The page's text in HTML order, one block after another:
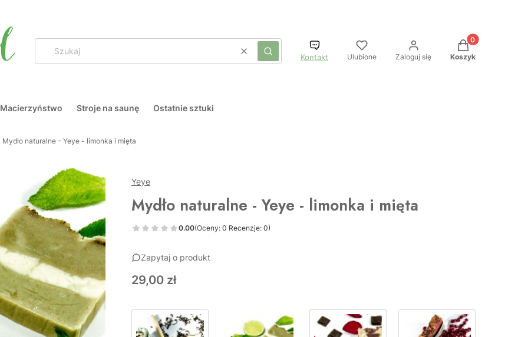
WyczyśćSzukaj Kontakt Ulubione Zaloguj się
Produkty w
Koszyk
Macierzyństwo Stroje na saunę Ostatnie sztuki
Mydło naturalne - Yeye - limonka i mięta
Yeye
Mydło naturalne - Yeye - limonka i mięta
0.00(Oceny: 0 Recenzje: 0)
Zapytaj o produkt
Cena
29,00 zł